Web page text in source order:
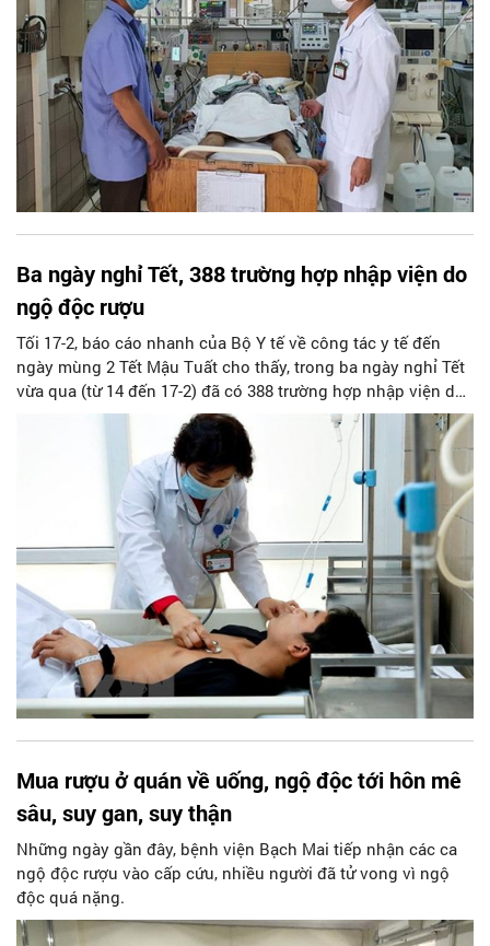
Ba ngày nghỉ Tết, 388 trường hợp nhập viện do
ngộ độc rượu
Tối 17-2, báo cáo nhanh của Bộ Y tế về công tác y tế đến
ngày mùng 2 Tết Mậu Tuất cho thấy, trong ba ngày nghỉ Tết
vừa qua (từ 14 đến 17-2) đã có 388 trường hợp nhập viện do
ngộ độc, say rượu.
Mua rượu ở quán về uống, ngộ độc tới hôn mê
sâu, suy gan, suy thận
Những ngày gần đây, bệnh viện Bạch Mai tiếp nhận các ca
ngộ độc rượu vào cấp cứu, nhiều người đã tử vong vì ngộ
độc quá nặng.